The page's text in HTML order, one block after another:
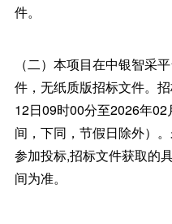
件。
（二）本项目在中银智采
件，无纸质版招标文件。
12日09时00分至2026年
间，下同，节假日除外）
参加投标,招标文件获取的
间为准。